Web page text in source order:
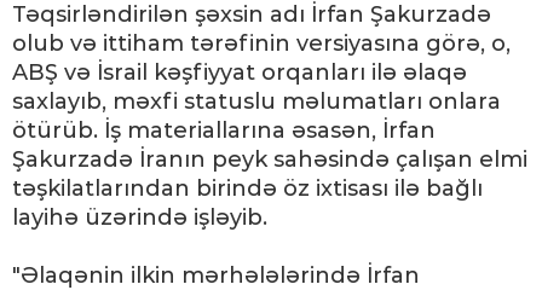
Təqsirləndirilən şəxsin adı İrfan Şakurzadə
olub və ittiham tərəfinin versiyasına görə, o,
ABŞ və İsrail kəşfiyyat orqanları ilə əlaqə
saxlayıb, məxfi statuslu məlumatları onlara
ötürüb. İş materiallarına əsasən, İrfan
Şakurzadə İranın peyk sahəsində çalışan elmi
təşkilatlarından birində öz ixtisası ilə bağlı
layihə üzərində işləyib.
"Əlaqənin ilkin mərhələlərində İrfan